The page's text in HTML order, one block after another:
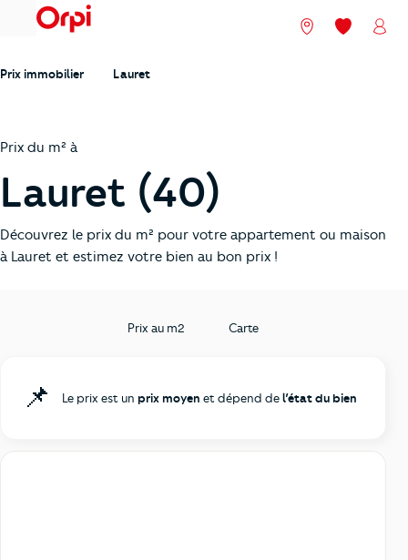
menu Nos agences
Mes
Prix immobilier Lauret
Prix du m² à
Lauret (40)
Découvrez le prix du m² pour votre appartement ou maison
à Lauret et estimez votre bien au bon prix !
Prix au m2 Carte
📌 Le prix est un prix moyen et dépend del’état du bien